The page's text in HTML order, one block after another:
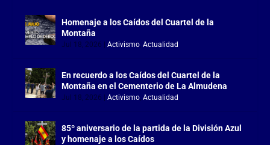
Homenaje a los Caídos del Cuartel de la
Montaña
Jul 18, 2026 |Activismo,Actualidad
En recuerdo a los Caídos del Cuartel de la
Montaña en el Cementerio de La Almudena
Jul 18, 2026 |Activismo,Actualidad
85º aniversario de la partida de la División Azul
y homenaje a los Caídos